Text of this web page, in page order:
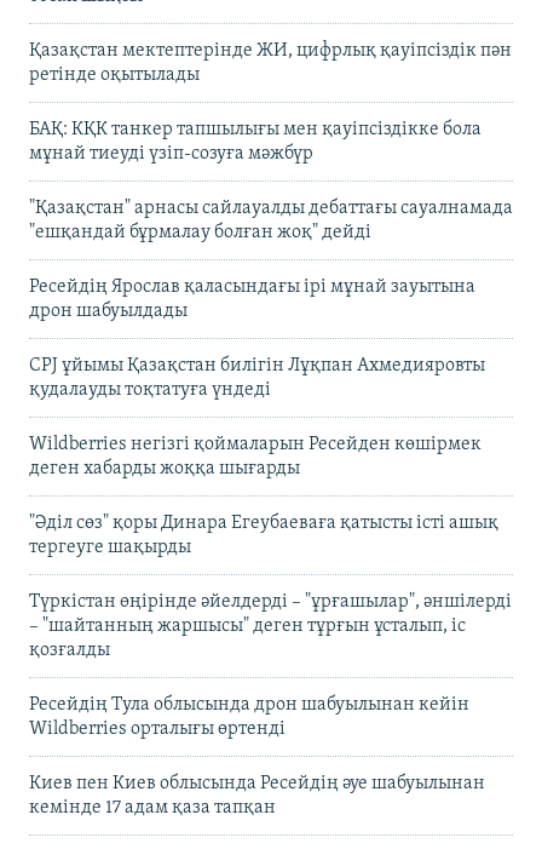
Қазақстан мектептерінде ЖИ, цифрлық қауіпсіздік пән
ретінде оқытылады
БАҚ: КҚК танкер тапшылығы мен қауіпсіздікке бола
мұнай тиеуді үзіп-созуға мәжбүр
"Қазақстан" арнасы сайлауалды дебаттағы сауалнамада
"ешқандай бұрмалау болған жоқ" дейді
Ресейдің Ярослав қаласындағы ірі мұнай зауытына
дрон шабуылдады
CPJ ұйымы Қазақстан билігін Лұқпан Ахмедияровты
қудалауды тоқтатуға үндеді
Wildberries негізгі қоймаларын Ресейден көшірмек
деген хабарды жоққа шығарды
"Әділ сөз" қоры Динара Егеубаеваға қатысты істі ашық
тергеуге шақырды
Түркістан өңірінде әйелдерді – "ұрғашылар", әншілерді
– "шайтанның жаршысы" деген тұрғын ұсталып, іс
қозғалды
Ресейдің Тула облысында дрон шабуылынан кейін
Wildberries орталығы өртенді
Киев пен Киев облысында Ресейдің әуе шабуылынан
кемінде 17 адам қаза тапқан